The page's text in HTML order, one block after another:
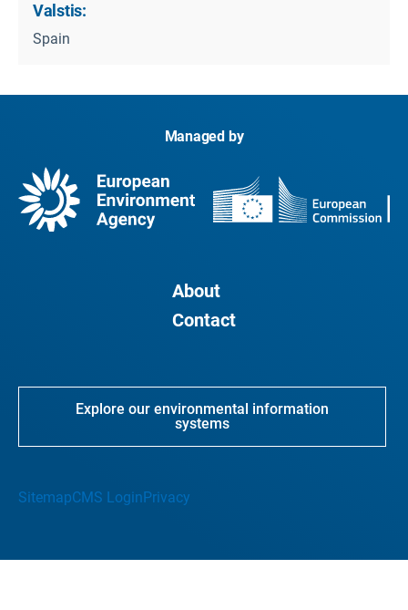
Valstis:
Spain
Managed by
About
Contact
Explore our environmental information
systems
SitemapCMS LoginPrivacy